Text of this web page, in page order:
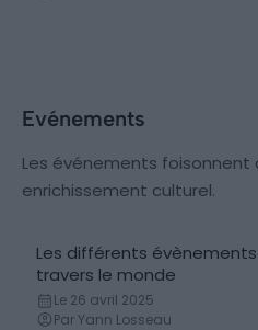
Evénements
Les événements foisonnent
enrichissement culturel.
Les différents
travers le monde
Le 26 avril 2025
Par Yann Losseau